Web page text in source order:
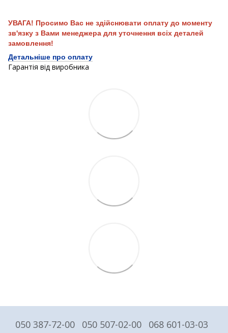
УВАГА! Просимо Вас не здійснювати оплату до моменту
зв'язку з Вами менеджера для уточнення всіх деталей
замовлення!
Детальніше про оплату
Гарантія від виробника
050 387-72-00 050 507-02-00 068 601-03-03